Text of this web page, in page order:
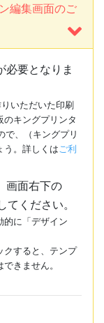
編集画面のご
必要となりま
いただいた印刷
のキングプリンタ
で、（キングプリ
う。詳しくは ご利
画面右下の
てください。
的に「デザイン
クすると、テンプ
きません。